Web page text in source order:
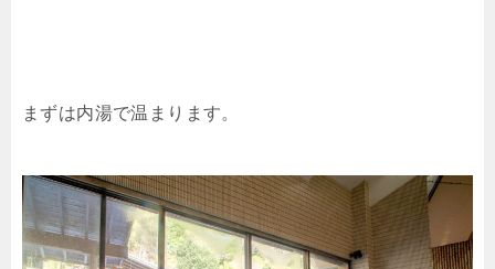
まずは内湯で温まります。